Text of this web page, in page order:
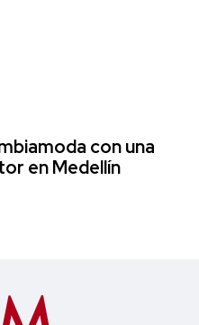
con una
en Medellín